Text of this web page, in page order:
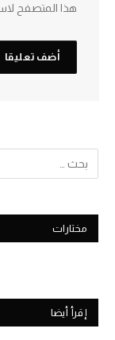
هذا المتصفح
مختارات
إقرأ أيضا